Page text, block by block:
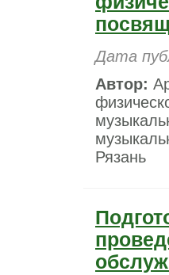
Дата
Автор:
Рязань